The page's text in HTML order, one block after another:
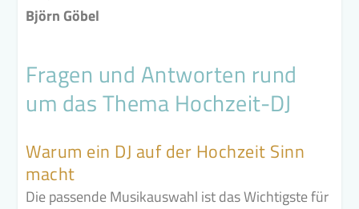
Björn Göbel
Fragen und Antworten rund
um das Thema Hochzeit-DJ
Warum ein DJ auf der Hochzeit Sinn
macht
Die passende Musikauswahl ist das Wichtigste für